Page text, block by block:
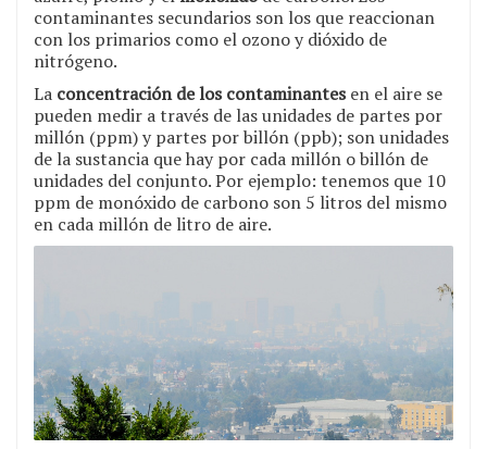
contaminantes secundarios son los que reaccionan
con los primarios como el ozono y dióxido de
nitrógeno.
La concentración de los contaminantesen el aire se
pueden medir a través de las unidades de partes por
millón (ppm) y partes por billón (ppb); son unidades
de la sustancia que hay por cada millón o billón de
unidades del conjunto. Por ejemplo: tenemos que 10
ppm de monóxido de carbono son 5 litros del mismo
en cada millón de litro de aire.